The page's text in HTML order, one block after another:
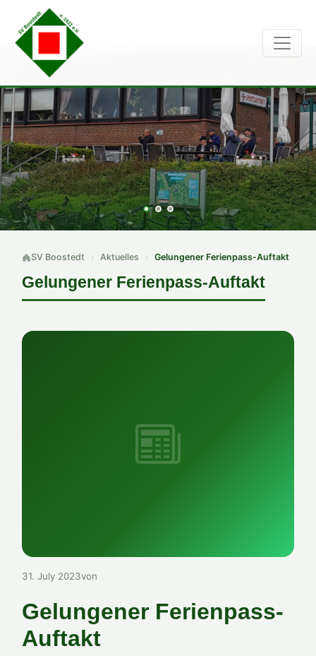
SV Boostedt Aktuelles Gelungener Ferienpass-Auftakt
Gelungener Ferienpass-Auftakt
31. July 2023von
Gelungener Ferienpass-
Auftakt